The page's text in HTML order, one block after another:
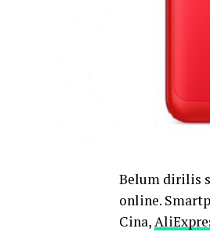
Belum dirilis
online.
Cina,